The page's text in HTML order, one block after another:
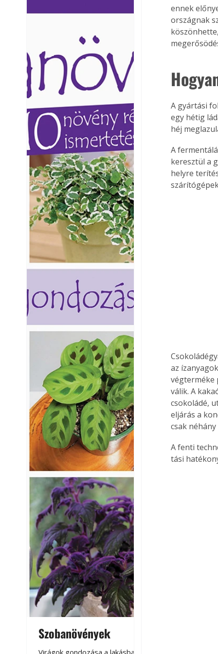
Ezermester
Laptapir kényelmes
mert: – t
Szobanövények
ennek
országnak
A gyártási
egy hétig
héj
A
keresztül a
helyre
az
végterméke
válik. A
csokoládé,
eljárás a
csak
A fenti
tási